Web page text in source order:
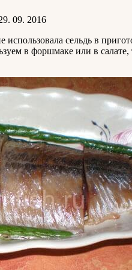
09. 2016
сельдь в
в форшмаке или в